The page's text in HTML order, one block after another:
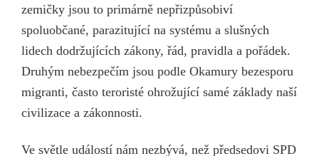
zemičky jsou to primárně nepřizpůsobiví
spoluobčané, parazitující na systému a slušných
lidech dodržujících zákony, řád, pravidla a pořádek.
Druhým nebezpečím jsou podle Okamury bezesporu
migranti, často teroristé ohrožující samé základy naší
civilizace a zákonnosti.
Ve světle událostí nám nezbývá, než předsedovi SPD